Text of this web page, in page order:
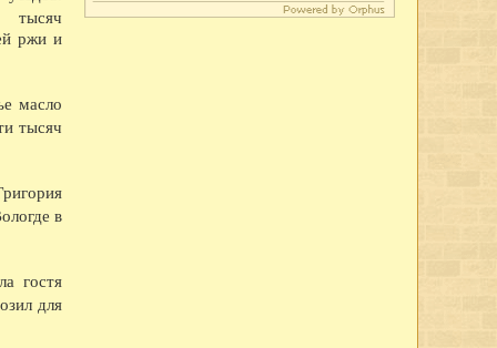
потребления кухонных плит, ведер, кастрюль расширен цех
заводе освоено производство гвоздей, посуды из жести.
место во Всесоюзном социалистическом соревновании и получил
Парковой - на месте древнего городища.
Германом Лебедевым, присвоено звание коммунистической.
частушечников. В Вологду съехались исполнители частушек
и Вологодской областей. В работе семинара
Северной железной дороги.
плотины через реку Вологду (река перекрыта 30 октября).
ржи и
масло
тысяч
в
гостя
для